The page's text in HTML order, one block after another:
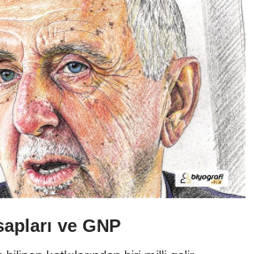
ve GNP